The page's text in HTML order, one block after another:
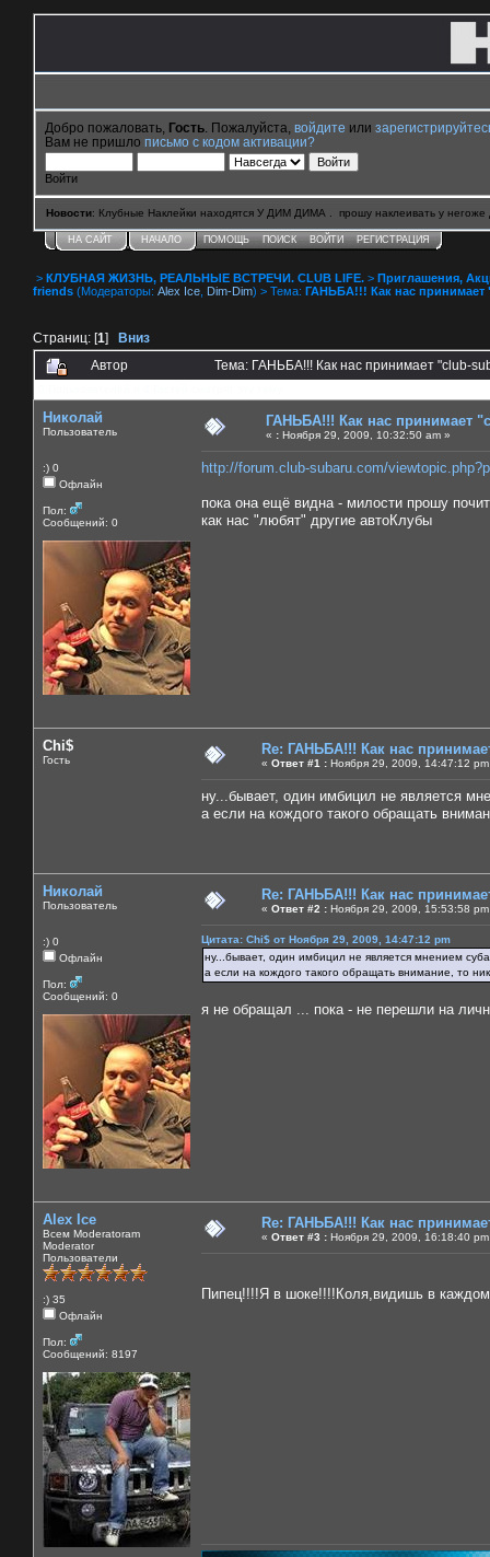
Добро пожаловать, Гость . Пожалуйста, войдите или
Вам не пришло письмо с кодом активации?
Войти
Новости: Клубные Наклейки находятся У ДИМ ДИМА . прошу наклеивать у негоже
НА САЙТ НАЧАЛО ПОМОЩЬ ПОИСК ВОЙТИ РЕГИСТРАЦИЯ
> КЛУБНАЯ ЖИЗНЬ, РЕАЛЬНЫЕ ВСТРЕЧИ. CLUB LIFE. > Приглашения,
friends (Модераторы: Alex Ice Dim-Dim) > Тема: ГАНЬБА!!! Как нас принимает
Страниц: [1] Вниз
Автор
Тема: ГАНЬБА!!! Как нас принимает "club-
Николай
Пользователь
:) 0
Офлайн
Пол:
Сообщений: 0
ГАНЬБА!!! Как нас принимает
« : Ноября 29, 2009, 10:32:50 am »
http://forum.club-subaru.com/
пока она ещё видна - милости прошу
как нас "любят" другие автоКлубы
Chi$
Гость
Re: ГАНЬБА!!! Как нас
« Ответ #1 : Ноября 29, 2009, 14:47:12
ну...бывает, один имбицил не является
а если на кождого такого обращать
Николай
Пользователь
:) 0
Офлайн
Пол:
Сообщений: 0
Re: ГАНЬБА!!! Как нас
« Ответ #2 : Ноября 29, 2009, 15:53:58
Цитата: Chi$ от Ноября 29, 2009, 14:47:12 pm
ну...бывает, один имбицил не является мнением
а если на кождого такого обращать внимание, то
я не обращал ... пока - не перешли на
Alex Ice
Всем Moderatoram
Moderator
Пользователи
:) 35
Офлайн
Пол:
Сообщений: 8197
Re: ГАНЬБА!!! Как нас
« Ответ #3 : Ноября 29, 2009, 16:18:40
Пипец!!!!Я в шоке!!!!Коля,видишь в